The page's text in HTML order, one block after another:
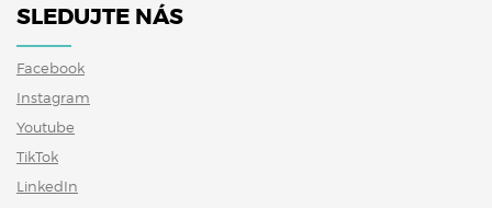
SLEDUJTE NÁS
Facebook
Instagram
Youtube
TikTok
LinkedIn